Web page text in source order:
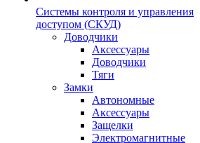
Системы контроля и управления
доступом (СКУД)
Доводчики
Аксессуары
Доводчики
Тяги
Замки
Автономные
Аксессуары
Защелки
Электромагнитные